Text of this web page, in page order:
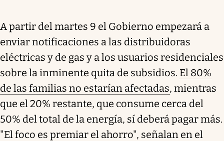
A partir del martes 9 el Gobierno empezará a
enviar notificaciones a las distribuidoras
eléctricas y de gas y a los usuarios residenciales
sobre la inminente quita de subsidios. El 80%
de las familias no estarían afectadas, mientras
que el 20% restante, que consume cerca del
50% del total de la energía, sí deberá pagar más.
"El foco es premiar el ahorro", señalan en el